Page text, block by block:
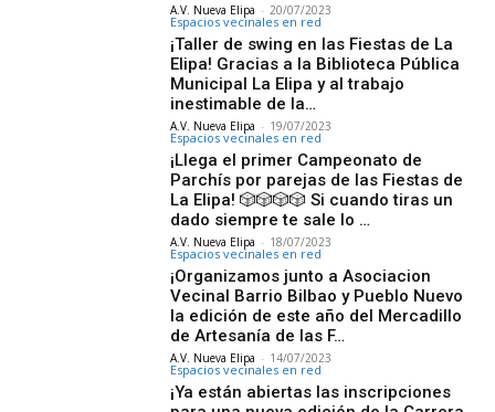
A.V. Nueva Elipa - 20/07/2023
Espacios vecinales en red
¡Taller de swing en las Fiestas de La
Elipa! Gracias a la Biblioteca Pública
Municipal La Elipa y al trabajo
inestimable de la…
A.V. Nueva Elipa - 19/07/2023
Espacios vecinales en red
¡Llega el primer Campeonato de
Parchís por parejas de las Fiestas de
La Elipa! 🎲🎲🎲🎲 Si cuando tiras un
dado siempre te sale lo …
A.V. Nueva Elipa - 18/07/2023
Espacios vecinales en red
¡Organizamos junto a Asociacion
Vecinal Barrio Bilbao y Pueblo Nuevo
la edición de este año del Mercadillo
de Artesanía de las F…
A.V. Nueva Elipa - 14/07/2023
Espacios vecinales en red
¡Ya están abiertas las inscripciones